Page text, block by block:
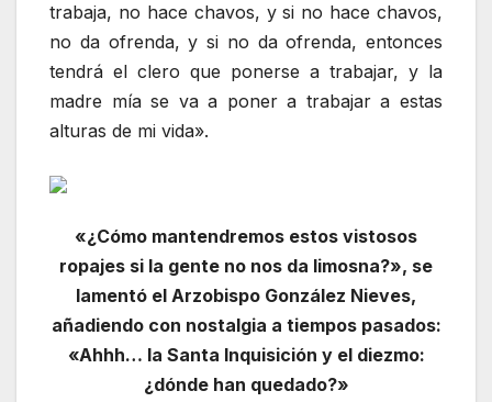
trabaja, no hace chavos, y si no hace chavos,
no da ofrenda, y si no da ofrenda, entonces
tendrá el clero que ponerse a trabajar, y la
madre mía se va a poner a trabajar a estas
alturas de mi vida».
«¿Cómo mantendremos estos vistosos
ropajes si la gente no nos da limosna?», se
lamentó el Arzobispo González Nieves,
añadiendo con nostalgia a tiempos pasados:
«Ahhh… la Santa Inquisición y el diezmo:
¿dónde han quedado?»